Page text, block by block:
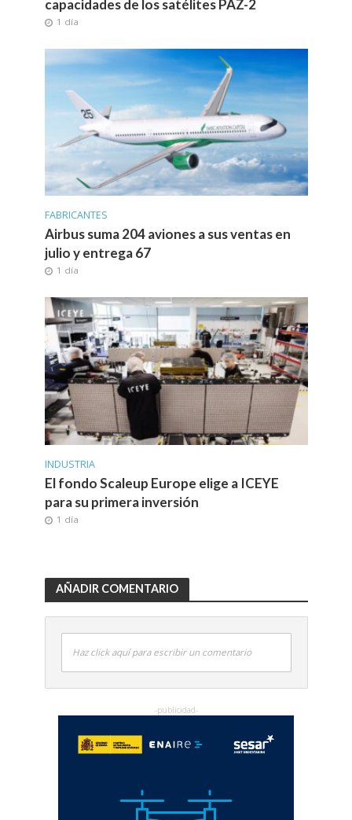
capacidades de los satélites PAZ-2
1 día
FABRICANTES
Airbus suma 204 aviones a sus ventas en
julio y entrega 67
1 día
INDUSTRIA
El fondo Scaleup Europe elige a ICEYE
para su primera inversión
1 día
AÑADIR COMENTARIO
Haz click aquí para escribir un comentario